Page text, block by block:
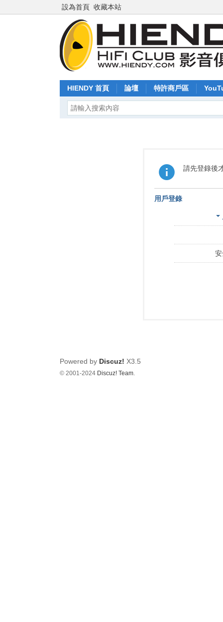
設為首頁 收藏本站
HIENDY 首頁 論壇 特許商戶區
請先登錄後
用戶登錄
Powered by Discuz! X3.5
© 2001-2024 Discuz! Team.